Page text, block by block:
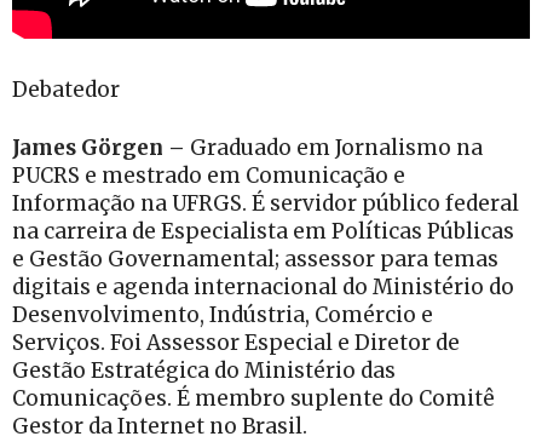
Debatedor
James Görgen – Graduado em Jornalismo na
PUCRS e mestrado em Comunicação e
Informação na UFRGS. É servidor público federal
na carreira de Especialista em Políticas Públicas
e Gestão Governamental; assessor para temas
digitais e agenda internacional do Ministério do
Desenvolvimento, Indústria, Comércio e
Serviços. Foi Assessor Especial e Diretor de
Gestão Estratégica do Ministério das
Comunicações. É membro suplente do Comitê
Gestor da Internet no Brasil.